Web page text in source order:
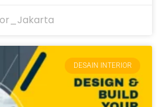
DESAIN INTERIOR